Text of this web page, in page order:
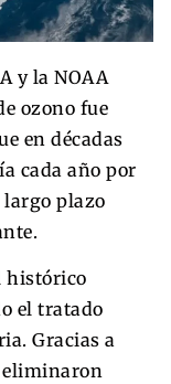
y la NOAA
ozono fue
en décadas
cada año por
plazo
histórico
el tratado
Gracias a
eliminaron